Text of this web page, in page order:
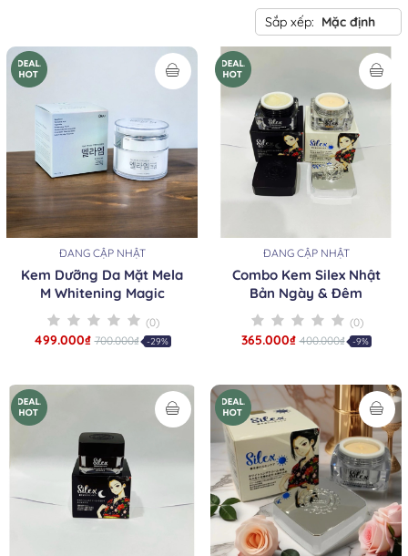
Sắp xếp: Mặc định
ĐANG CẬP NHẬT
Kem Dưỡng Da Mặt Mela
M Whitening Magic
(0)
499.000₫ 700.000₫ -29%
ĐANG CẬP NHẬT
Combo Kem Silex Nhật
Bản Ngày & Đêm
(0)
365.000₫ 400.000₫ -9%